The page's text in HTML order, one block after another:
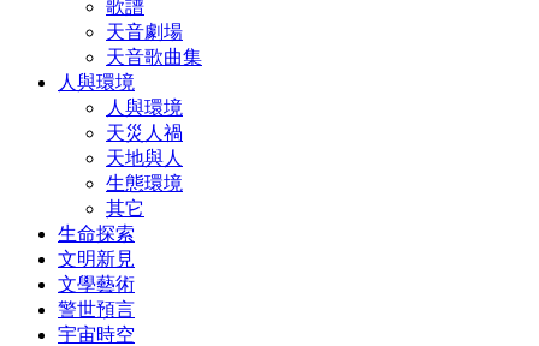
歌譜
天音劇場
天音歌曲集
人與環境
人與環境
天災人禍
天地與人
生態環境
其它
生命探索
文明新見
文學藝術
警世預言
宇宙時空